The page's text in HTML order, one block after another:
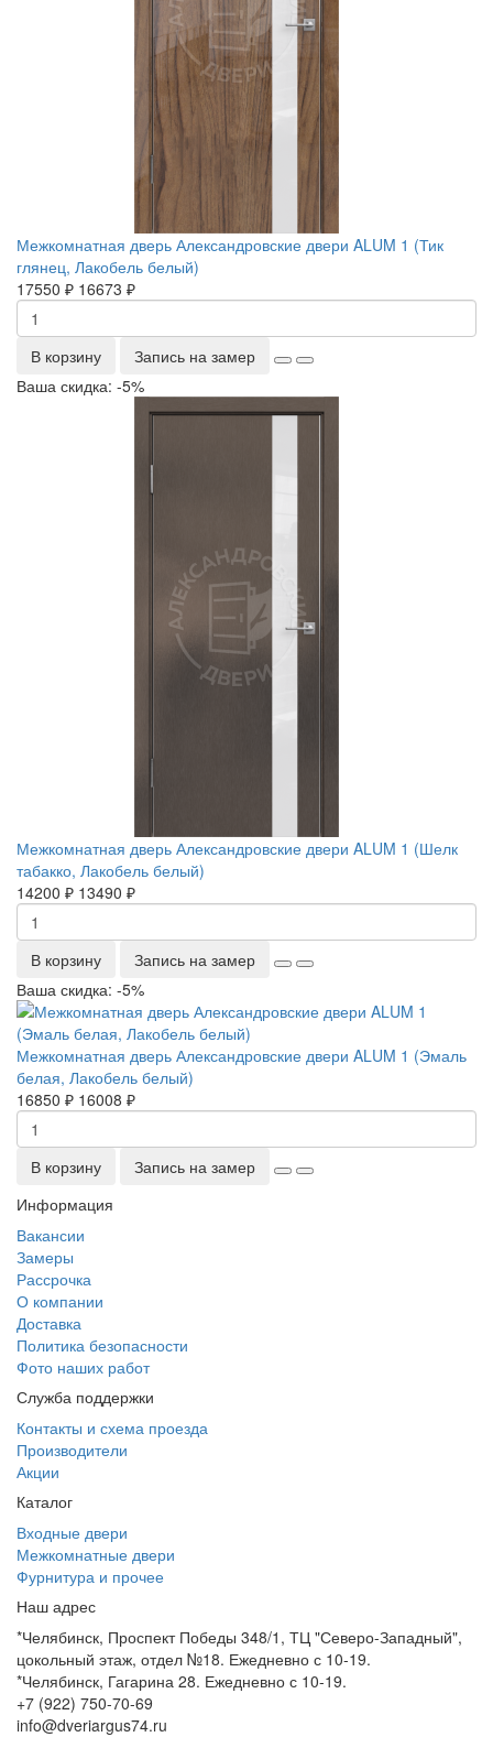
Межкомнатная дверь Александровские двери ALUM 1 (Тик
глянец, Лакобель белый)
17550 ₽ 16673 ₽
В корзину
Запись на замер
Ваша скидка: -5%
Межкомнатная дверь Александровские двери ALUM 1 (Шелк
табакко, Лакобель белый)
14200 ₽ 13490 ₽
В корзину
Запись на замер
Ваша скидка: -5%
Межкомнатная дверь Александровские двери ALUM 1 (Эмаль
белая, Лакобель белый)
16850 ₽ 16008 ₽
В корзину
Запись на замер
Информация
Вакансии
Замеры
Рассрочка
О компании
Доставка
Политика безопасности
Фото наших работ
Служба поддержки
Контакты и схема проезда
Производители
Акции
Каталог
Входные двери
Межкомнатные двери
Фурнитура и прочее
Наш адрес
*Челябинск, Проспект Победы 348/1, ТЦ "Северо-Западный",
цокольный этаж, отдел №18. Ежедневно с 10-19.
*Челябинск, Гагарина 28. Ежедневно с 10-19.
+7 (922) 750-70-69
info@dveriargus74.ru